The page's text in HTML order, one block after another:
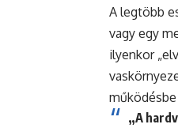
A legtöbb
vagy egy
ilyenkor
„A